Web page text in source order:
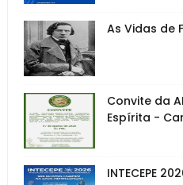
As Vidas de
Convite da
Espírita -
INTECEPE